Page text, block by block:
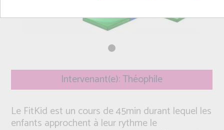
Intervenant(e): Théophile
Le FitKid est un cours de 45min durant lequel les
enfants approchent à leur rythme le